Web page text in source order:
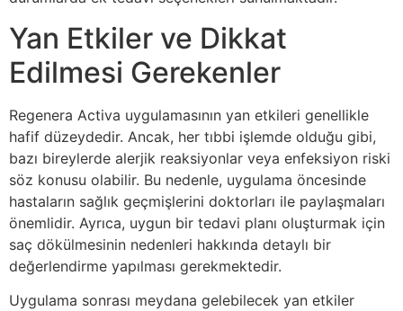
Yan Etkiler ve Dikkat
Edilmesi Gerekenler
Regenera Activa uygulamasının yan etkileri genellikle
hafif düzeydedir. Ancak, her tıbbi işlemde olduğu gibi,
bazı bireylerde alerjik reaksiyonlar veya enfeksiyon riski
söz konusu olabilir. Bu nedenle, uygulama öncesinde
hastaların sağlık geçmişlerini doktorları ile paylaşmaları
önemlidir. Ayrıca, uygun bir tedavi planı oluşturmak için
saç dökülmesinin nedenleri hakkında detaylı bir
değerlendirme yapılması gerekmektedir.
Uygulama sonrası meydana gelebilecek yan etkiler